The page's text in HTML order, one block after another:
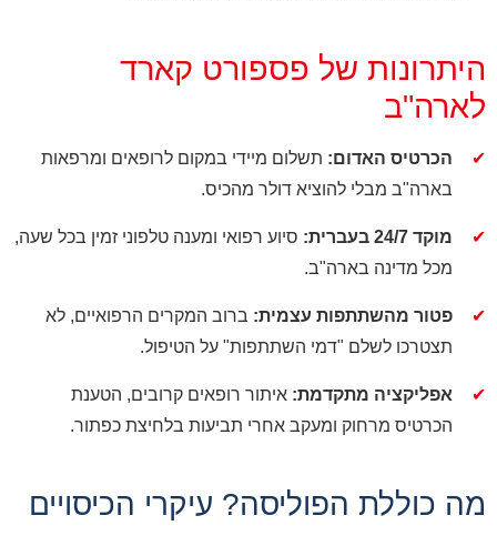
היתרונות של פספורט קארד
לארה"ב
✔ הכרטיס האדום: תשלום מיידי במקום לרופאים ומרפאות
בארה"ב מבלי להוציא דולר מהכיס.
✔ מוקד 24/7 בעברית:
סיוע רפואי ומענה טלפוני זמין בכל שעה,
מכל מדינה בארה"ב.
✔ פטור מהשתתפות עצמית: ברוב המקרים הרפואיים, לא
תצטרכו לשלם "דמי השתתפות" על הטיפול.
✔ אפליקציה מתקדמת: איתור רופאים קרובים, הטענת
הכרטיס מרחוק ומעקב אחרי תביעות בלחיצת כפתור.
מה כוללת הפוליסה? עיקרי הכיסויים